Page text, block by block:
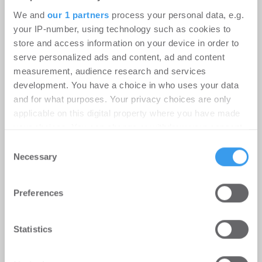
We and our 1 partners process your personal data, e.g.
your IP-number, using technology such as cookies to
store and access information on your device in order to
serve personalized ads and content, ad and content
measurement, audience research and services
development. You have a choice in who uses your data
and for what purposes. Your privacy choices are only
applicable on this digital property where you have made
the Privacy trigger icon.
Find out more about how your personal data is processed
and set your preferences in the
We use cookies to personalise content and ads, to
provide social media features and to analyse our traffic.
Selection
Necessary
Preferences
Statistics
Erster Spatenstich für neuen
Schulcampus Eberswalde-Finow
registriert, erstellen Sie sich jetzt Ihren
and Bars bei Hotelübernahme am